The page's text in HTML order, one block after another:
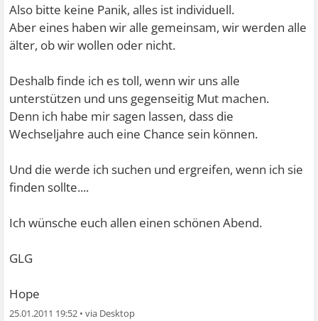
Also bitte keine Panik, alles ist individuell.
Aber eines haben wir alle gemeinsam, wir werden alle
älter, ob wir wollen oder nicht.
Deshalb finde ich es toll, wenn wir uns alle
unterstützen und uns gegenseitig Mut machen.
Denn ich habe mir sagen lassen, dass die
Wechseljahre auch eine Chance sein können.
Und die werde ich suchen und ergreifen, wenn ich sie
finden sollte....
Ich wünsche euch allen einen schönen Abend.
GLG
Hope
25.01.2011 19:52 •